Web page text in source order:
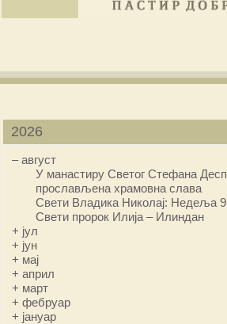
2026
–август
У манастиру Светог Стефана
прослављена храмовна слава
Свети Владика Николај: Недеља
Свети пророк Илија – Илиндан
+ јул
+ јун
+ мај
+април
+ март
+фебруар
+ јануар